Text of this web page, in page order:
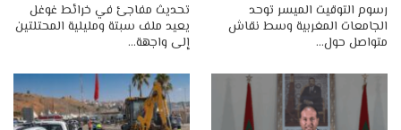
رسوم التوقيت الميسر توحد
الجامعات المغربية وسط نقاش
متواصل حول…
تحديث مفاجئ في خرائط غوغل
يعيد ملف سبتة ومليلية المحتلتين
إلى واجهة…